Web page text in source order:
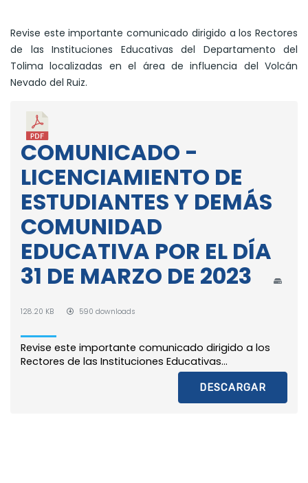
Revise este importante comunicado dirigido a los Rectores
de las Instituciones Educativas del Departamento del
Tolima localizadas en el área de influencia del Volcán
Nevado del Ruiz.
COMUNICADO -
LICENCIAMIENTO DE
ESTUDIANTES Y DEMÁS
COMUNIDAD
EDUCATIVA POR EL DÍA
31 DE MARZO DE 2023
128.20 KB 590 downloads
Revise este importante comunicado dirigido a los
Rectores de las Instituciones Educativas...
DESCARGAR